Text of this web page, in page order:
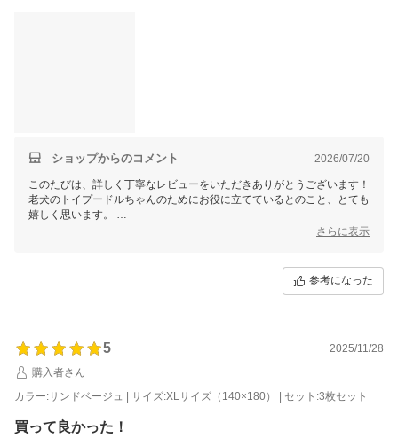
ショップからのコメント 2026/07/20
このたびは、詳しく丁寧なレビューをいただきありがとうございます！
老犬のトイプードルちゃんのためにお役に立てているとのこと、とても
嬉しく思います。
特に、従来の使い捨てシートによる臭いや片付けの不便さが解消され、
また、複数枚ご購入いただき、生活のさまざまな場面でご使用いただい
今後も快適にご使用いただけますよう、引き続き品質維持に努めてまい
ります。何かご質問やお困りごとがございましたら、いつでもお気軽に
お問い合わせくださいませ。
さらに表示
参考になった
5
2025/11/28
購入者さん
カラー:サンドベージュ | サイズ:XLサイズ（140×180） | セット:3枚セット
買って良かった！